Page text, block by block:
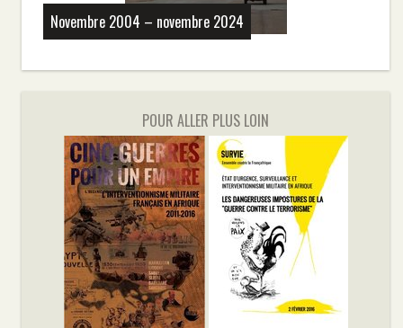
Novembre 2004 – novembre 2024
POUR ALLER PLUS LOIN